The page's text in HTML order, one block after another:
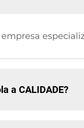
a CALIDADE?